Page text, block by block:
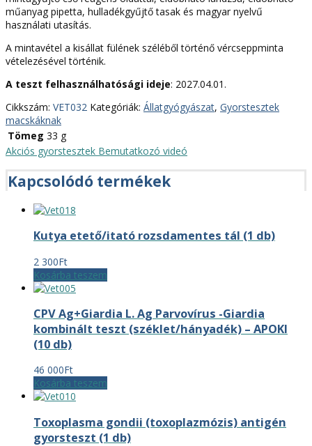
műanyag pipetta, hulladékgyűjtő tasak és magyar nyelvű
használati utasítás.
A mintavétel a kisállat fülének széléből történő vércseppminta
vételezésével történik.
A teszt felhasználhatósági ideje: 2027.04.01.
Cikkszám: VET032 Kategóriák: Állatgyógyászat, Gyorstesztek
macskáknak
Tömeg 33 g
Akciós gyorstesztek Bemutatkozó videó
Kapcsolódó termékek
Kutya etető/itató rozsdamentes tál (1 db)
2 300Ft
Kosárba teszem
CPV Ag+Giardia L. Ag Parvovírus -Giardia
kombinált teszt (széklet/hányadék) – APOKI
(10 db)
46 000Ft
Kosárba teszem
Toxoplasma gondii (toxoplazmózis) antigén
gyorsteszt (1 db)